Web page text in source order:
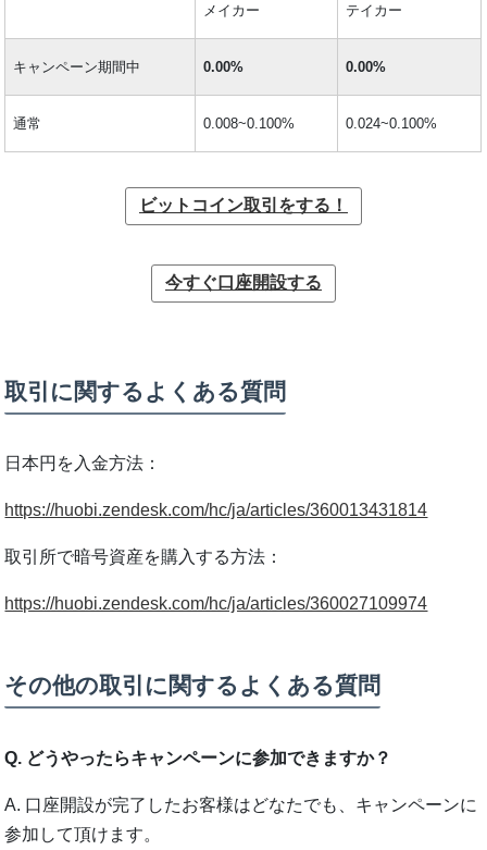
メイカー テイカー
キャンペーン期間中 0.00% 0.00%
通常 0.008~0.100% 0.024~0.100%
ビットコイン取引をする！
今すぐ口座開設する
取引に関するよくある質問
日本円を入金方法：
https://huobi.zendesk.com/hc/ja/articles/360013431814
取引所で暗号資産を購入する方法：
https://huobi.zendesk.com/hc/ja/articles/360027109974
その他の取引に関するよくある質問
Q. どうやったらキャンペーンに参加できますか？
A. 口座開設が完了したお客様はどなたでも、キャンペーンに
参加して頂けます。